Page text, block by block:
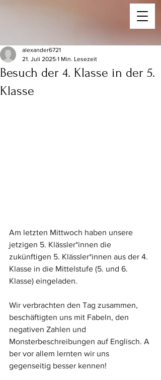
Besuch der 4. Klasse in der 5.
Klasse
alexander6721
21. Juli 2025 1 Min. Lesezeit
Am letzten Mittwoch haben unsere
jetzigen 5. Klässler*innen die
zukünftigen 5. Klässler*innen aus der 4.
Klasse in die Mittelstufe (5. und 6.
Klasse) eingeladen.
Wir verbrachten den Tag zusammen,
beschäftigten uns mit Fabeln, den
negativen Zahlen und
Monsterbeschreibungen auf Englisch. A
ber vor allem lernten wir uns
gegenseitig besser kennen!